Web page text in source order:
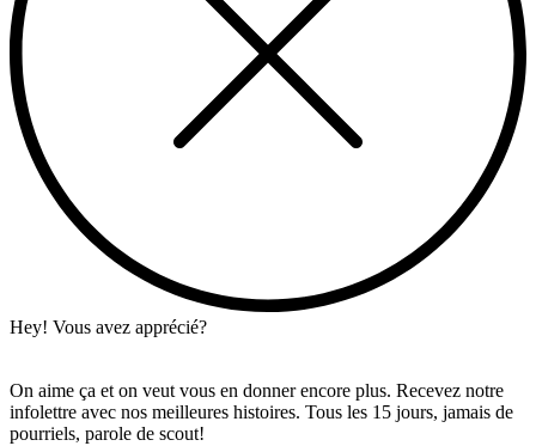
Hey! Vous avez apprécié?
On aime ça et on veut vous en donner encore plus. Recevez notre
infolettre avec nos meilleures histoires. Tous les 15 jours, jamais de
pourriels, parole de scout!